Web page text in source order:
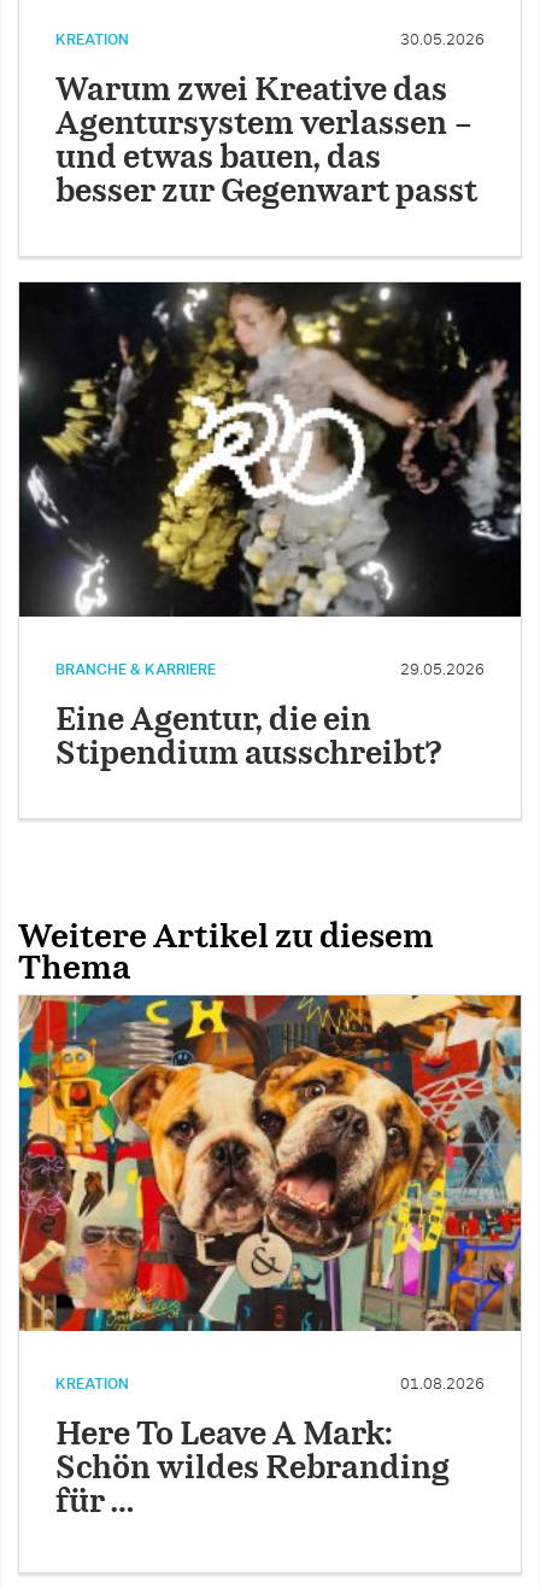
KREATION 30.05.2026
Warum zwei Kreative das
Agentursystem verlassen –
und etwas bauen, das
besser zur Gegenwart passt
BRANCHE & KARRIERE 29.05.2026
Eine Agentur, die ein
Stipendium ausschreibt?
Weitere Artikel zu diesem
Thema
KREATION 01.08.2026
Here To Leave A Mark:
Schön wildes Rebranding
für …